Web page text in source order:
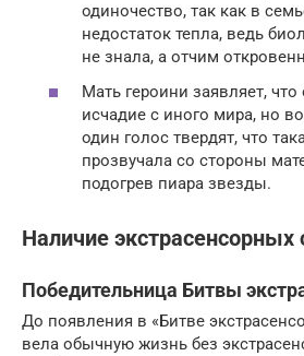
одиночество, так как в
недостаток тепла, ведь
не знала, а отчим
Мать героини заявляет,
исчадие с иного мира, но
один голос твердят, что
прозвучала со стороны
подогрев пиара звезды.
Наличие экстрасенсорных
Победительница Битвы
До появления в «Битве
вела обычную жизнь без